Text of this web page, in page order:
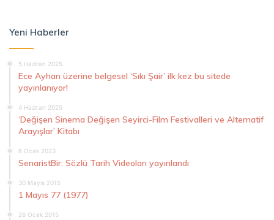
Yeni Haberler
5 Haziran 2025
Ece Ayhan üzerine belgesel ‘Sıkı Şair’ ilk kez bu sitede
yayınlanıyor!
4 Haziran 2025
‘Değişen Sinema Değişen Seyirci-Film Festivalleri ve Alternatif
Arayışlar’ Kitabı
6 Ocak 2023
SenaristBir: Sözlü Tarih Videoları yayınlandı
30 Mayıs 2015
1 Mayıs 77 (1977)
26 Ocak 2015